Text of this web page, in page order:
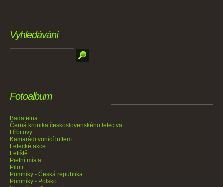
Vyhledávání
Fotoalbum
Badatelna
Černá kronika československého letectva
Hřbitovy
Kamarádi vonící luftem
Letecké akce
Letiště
Pietní místa
Piloti
Pomníky - Česká republika
Pomníky - Polsko